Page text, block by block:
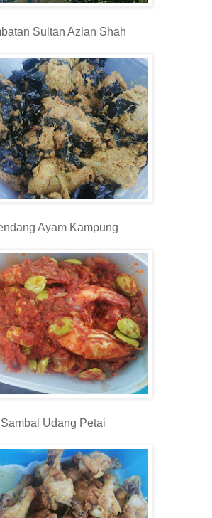
Sultan Azlan Shah
Ayam Kampung
Sambal Udang Petai